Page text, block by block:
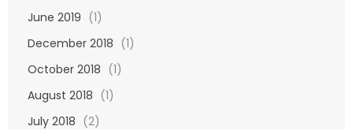
June 2019 (1)
December 2018 (1)
October 2018 (1)
August 2018 (1)
July 2018 (2)